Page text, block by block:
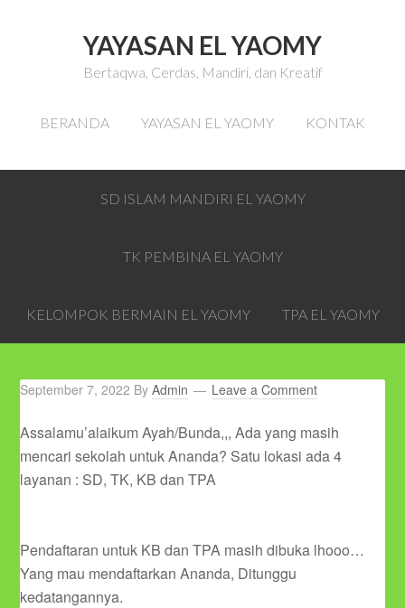
YAYASAN EL YAOMY
Bertaqwa, Cerdas, Mandiri, dan Kreatif
BERANDA YAYASAN EL YAOMY KONTAK
SD ISLAM MANDIRI EL YAOMY
TK PEMBINA EL YAOMY
KELOMPOK BERMAIN EL YAOMY TPA EL YAOMY
September 7, 2022 ByAdmin Leave a Comment
Assalamu’alaikum Ayah/Bunda,,, Ada yang masih
mencari sekolah untuk Ananda? Satu lokasi ada 4
layanan : SD, TK, KB dan TPA
Pendaftaran untuk KB dan TPA masih dibuka lhooo…
Yang mau mendaftarkan Ananda, Ditunggu
kedatangannya.